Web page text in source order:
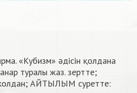
«Кубизм» әдісін қолдана
туралы жаз. зертте;
колдан; АЙТЫЛЫМ суретте: